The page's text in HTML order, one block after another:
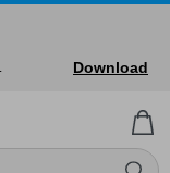
Download